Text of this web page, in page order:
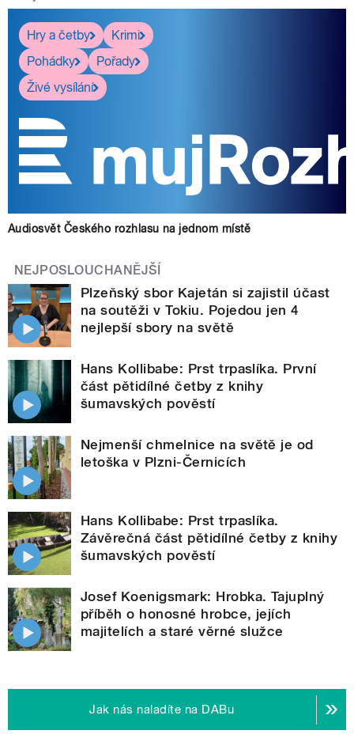
Hry a četby
Krimi
Pohádky
Pořady
Živé vysílání
Audiosvět Českého rozhlasu na jednom místě
NEJPOSLOUCHANĚJŠÍ
Plzeňský sbor Kajetán si zajistil účast
na soutěži v Tokiu. Pojedou jen 4
nejlepší sbory na světě
Hans Kollibabe: Prst trpaslíka. První
část pětidílné četby z knihy
šumavských pověstí
Nejmenší chmelnice na světě je od
letoška v Plzni-Černicích
Hans Kollibabe: Prst trpaslíka.
Závěrečná část pětidílné četby z knihy
šumavských pověstí
Josef Koenigsmark: Hrobka. Tajuplný
příběh o honosné hrobce, jejích
majitelích a staré věrné služce
Jak nás naladíte na DABu